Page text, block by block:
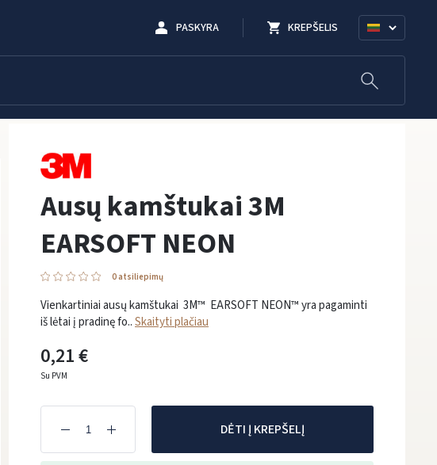
PASKYRA KREPŠELIS
Ausų kamštukai 3M
EARSOFT NEON
0 atsiliepimų
Vienkartiniai ausų kamštukai 3M™ EARSOFT NEON™ yra pagaminti
iš lėtai į pradinę fo..Skaityti plačiau
0,21 €
Su PVM
DĖTI Į KREPŠELĮ